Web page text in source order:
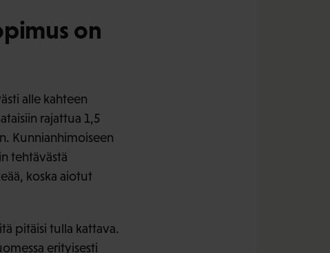
on
alle kahteen
rajattua 1,5
Kunnianhimoiseen
tehtävästä
koska aiotut
pitäisi tulla kattava.
erityisesti